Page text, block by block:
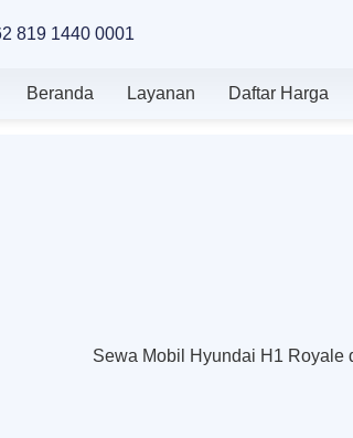
819 1440 0001
Beranda Layanan Daftar Harga